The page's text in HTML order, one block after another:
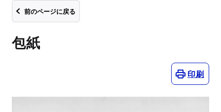
前のページに戻る
包紙
印刷